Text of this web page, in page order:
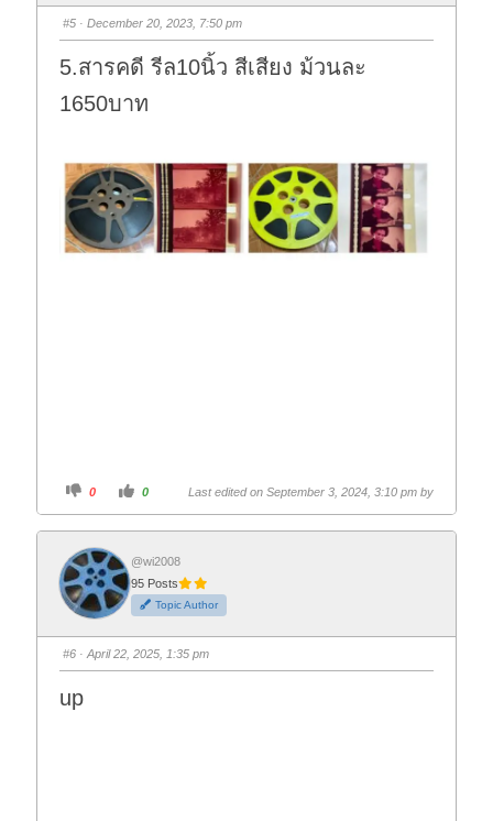
d
o
n
.
u
p
#5 · December 20, 2023, 7:50 pm
5.สารคดี รีล10นิ้ว สีเสียง ม้วนละ
1650บาท
C
i
k
f
o
r
t
h
u
m
d
o
n
.
0
C
i
k
o
r
t
h
u
m
u
p
0 Last edited on September 3, 2024, 3:10 pm by
@wi2008
95 Posts
Topic Author
#6 · April 22, 2025, 1:35 pm
up